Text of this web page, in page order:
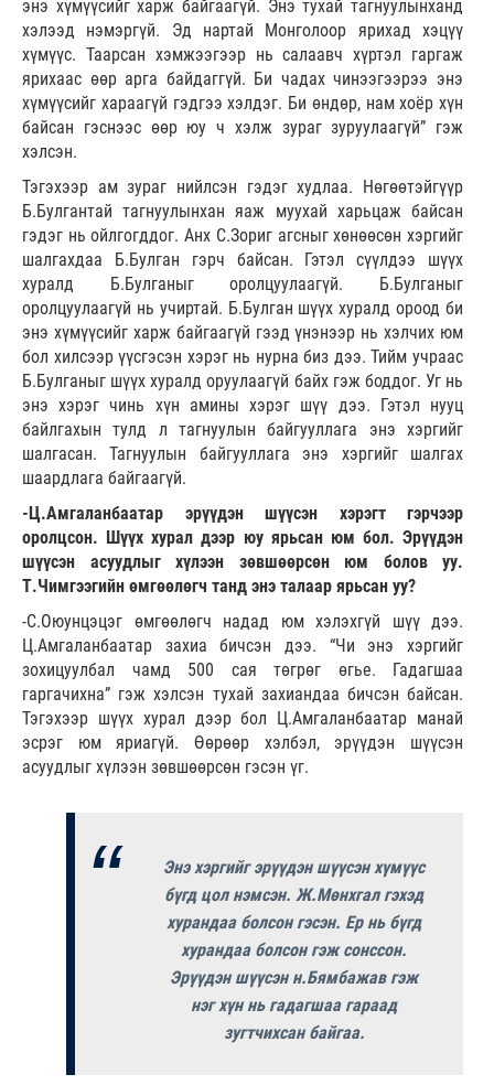
энэ хүмүүсийг харж байгаагүй. Энэ тухай тагнуулынханд
хэлээд нэмэргүй. Эд нартай Монголоор ярихад хэцүү
хүмүүс. Таарсан хэмжээгээр нь салаавч хүртэл гаргаж
ярихаас өөр арга байдаггүй. Би чадах чинээгээрээ энэ
хүмүүсийг хараагүй гэдгээ хэлдэг. Би өндөр, нам хоёр хүн
байсан гэснээс өөр юу ч хэлж зураг зуруулаагүй” гэж
хэлсэн.
Тэгэхээр ам зураг нийлсэн гэдэг худлаа. Нөгөөтэйгүүр
Б.Булгантай тагнуулынхан яаж муухай харьцаж байсан
гэдэг нь ойлгогддог. Анх С.Зориг агсныг хөнөөсөн хэргийг
шалгахдаа Б.Булган гэрч байсан. Гэтэл сүүлдээ шүүх
хуралд Б.Булганыг оролцуулаагүй. Б.Булганыг
оролцуулаагүй нь учиртай. Б.Булган шүүх хуралд ороод би
энэ хүмүүсийг харж байгаагүй гээд үнэнээр нь хэлчих юм
бол хилсээр үүсгэсэн хэрэг нь нурна биз дээ. Тийм учраас
Б.Булганыг шүүх хуралд оруулаагүй байх гэж боддог. Уг нь
энэ хэрэг чинь хүн амины хэрэг шүү дээ. Гэтэл нууц
байлгахын тулд л тагнуулын байгууллага энэ хэргийг
шалгасан. Тагнуулын байгууллага энэ хэргийг шалгах
шаардлага байгаагүй.
-Ц.Амгаланбаатар эрүүдэн шүүсэн хэрэгт гэрчээр
оролцсон. Шүүх хурал дээр юу ярьсан юм бол. Эрүүдэн
шүүсэн асуудлыг хүлээн зөвшөөрсөн юм болов уу.
Т.Чимгээгийн өмгөөлөгч танд энэ талаар ярьсан уу?
-С.Оюунцэцэг өмгөөлөгч надад юм хэлэхгүй шүү дээ.
Ц.Амгаланбаатар захиа бичсэн дээ. “Чи энэ хэргийг
зохицуулбал чамд 500 сая төгрөг өгье. Гадагшаа
гаргачихна” гэж хэлсэн тухай захиандаа бичсэн байсан.
Тэгэхээр шүүх хурал дээр бол Ц.Амгаланбаатар манай
эсрэг юм яриагүй. Өөрөөр хэлбэл, эрүүдэн шүүсэн
асуудлыг хүлээн зөвшөөрсөн гэсэн үг.
Энэ хэргийг эрүүдэн шүүсэн хүмүүс
бүгд цол нэмсэн. Ж.Мөнхгал гэхэд
хурандаа болсон гэсэн. Ер нь бүгд
хурандаа болсон гэж сонссон.
Эрүүдэн шүүсэн н.Бямбажав гэж
нэг хүн нь гадагшаа гараад
зугтчихсан байгаа.